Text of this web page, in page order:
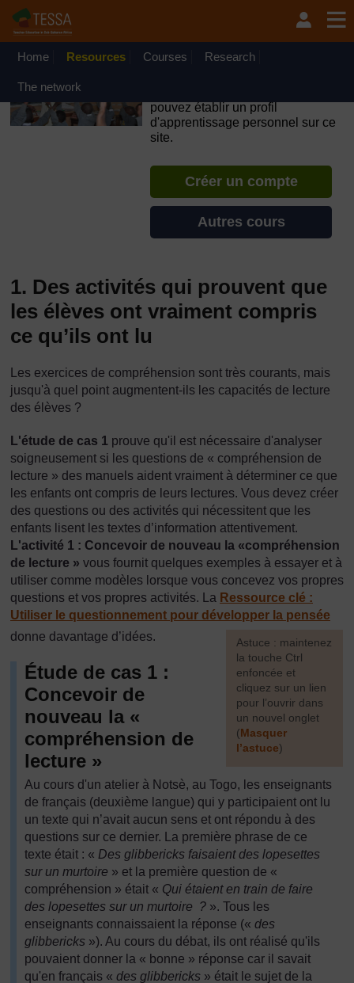
Passer au contenu principal
OpenLearn Create will be unavailable on Wednesday 12
August 2026 from 8am to 10.30am (GMT) due to routine
Home Resources Courses Research
The network
pouvez établir un profil
d'apprentissage personnel sur ce
site.
Créer un compte
Autres cours
1. Des activités qui prouvent que
les élèves ont vraiment compris
ce qu’ils ont lu
Les exercices de compréhension sont très courants, mais
jusqu'à quel point augmentent-ils les capacités de lecture
des élèves ?
L'étude de cas 1 prouve qu'il est nécessaire d'analyser
soigneusement si les questions de « compréhension de
lecture » des manuels aident vraiment à déterminer ce que
les enfants ont compris de leurs lectures. Vous devez créer
des questions ou des activités qui nécessitent que les
enfants lisent les textes d’information attentivement.
L'activité 1 : Concevoir de nouveau la «compréhension
de lecture » vous fournit quelques exemples à essayer et à
utiliser comme modèles lorsque vous concevez vos propres
questions et vos propres activités. La Ressource clé :
Utiliser le questionnement pour développer la pensée
[Astuce : maintenez
la touche Ctrl
enfoncée et
cliquez sur un lien
pour l’ouvrir dans
un nouvel onglet
(Masquer
l’astuce)
donne davantage d’idées.
Étude de cas 1 :
Concevoir de
nouveau la «
compréhension de
lecture »
Au cours d'un atelier à Notsè, au Togo, les enseignants
de français (deuxième langue) qui y participaient ont lu
un texte qui n’avait aucun sens et ont répondu à des
questions sur ce dernier. La première phrase de ce
texte était : « Des glibbericks faisaient des lopesettes
sur un murtoire » et la première question de «
compréhension » était « Qui étaient en train de faire
des lopesettes sur un murtoire ? ». Tous les
enseignants connaissaient la réponse (« des
glibbericks »). Au cours du débat, ils ont réalisé qu'ils
pouvaient donner la « bonne » réponse car il savait
qu'en français « des glibbericks » était le sujet de la